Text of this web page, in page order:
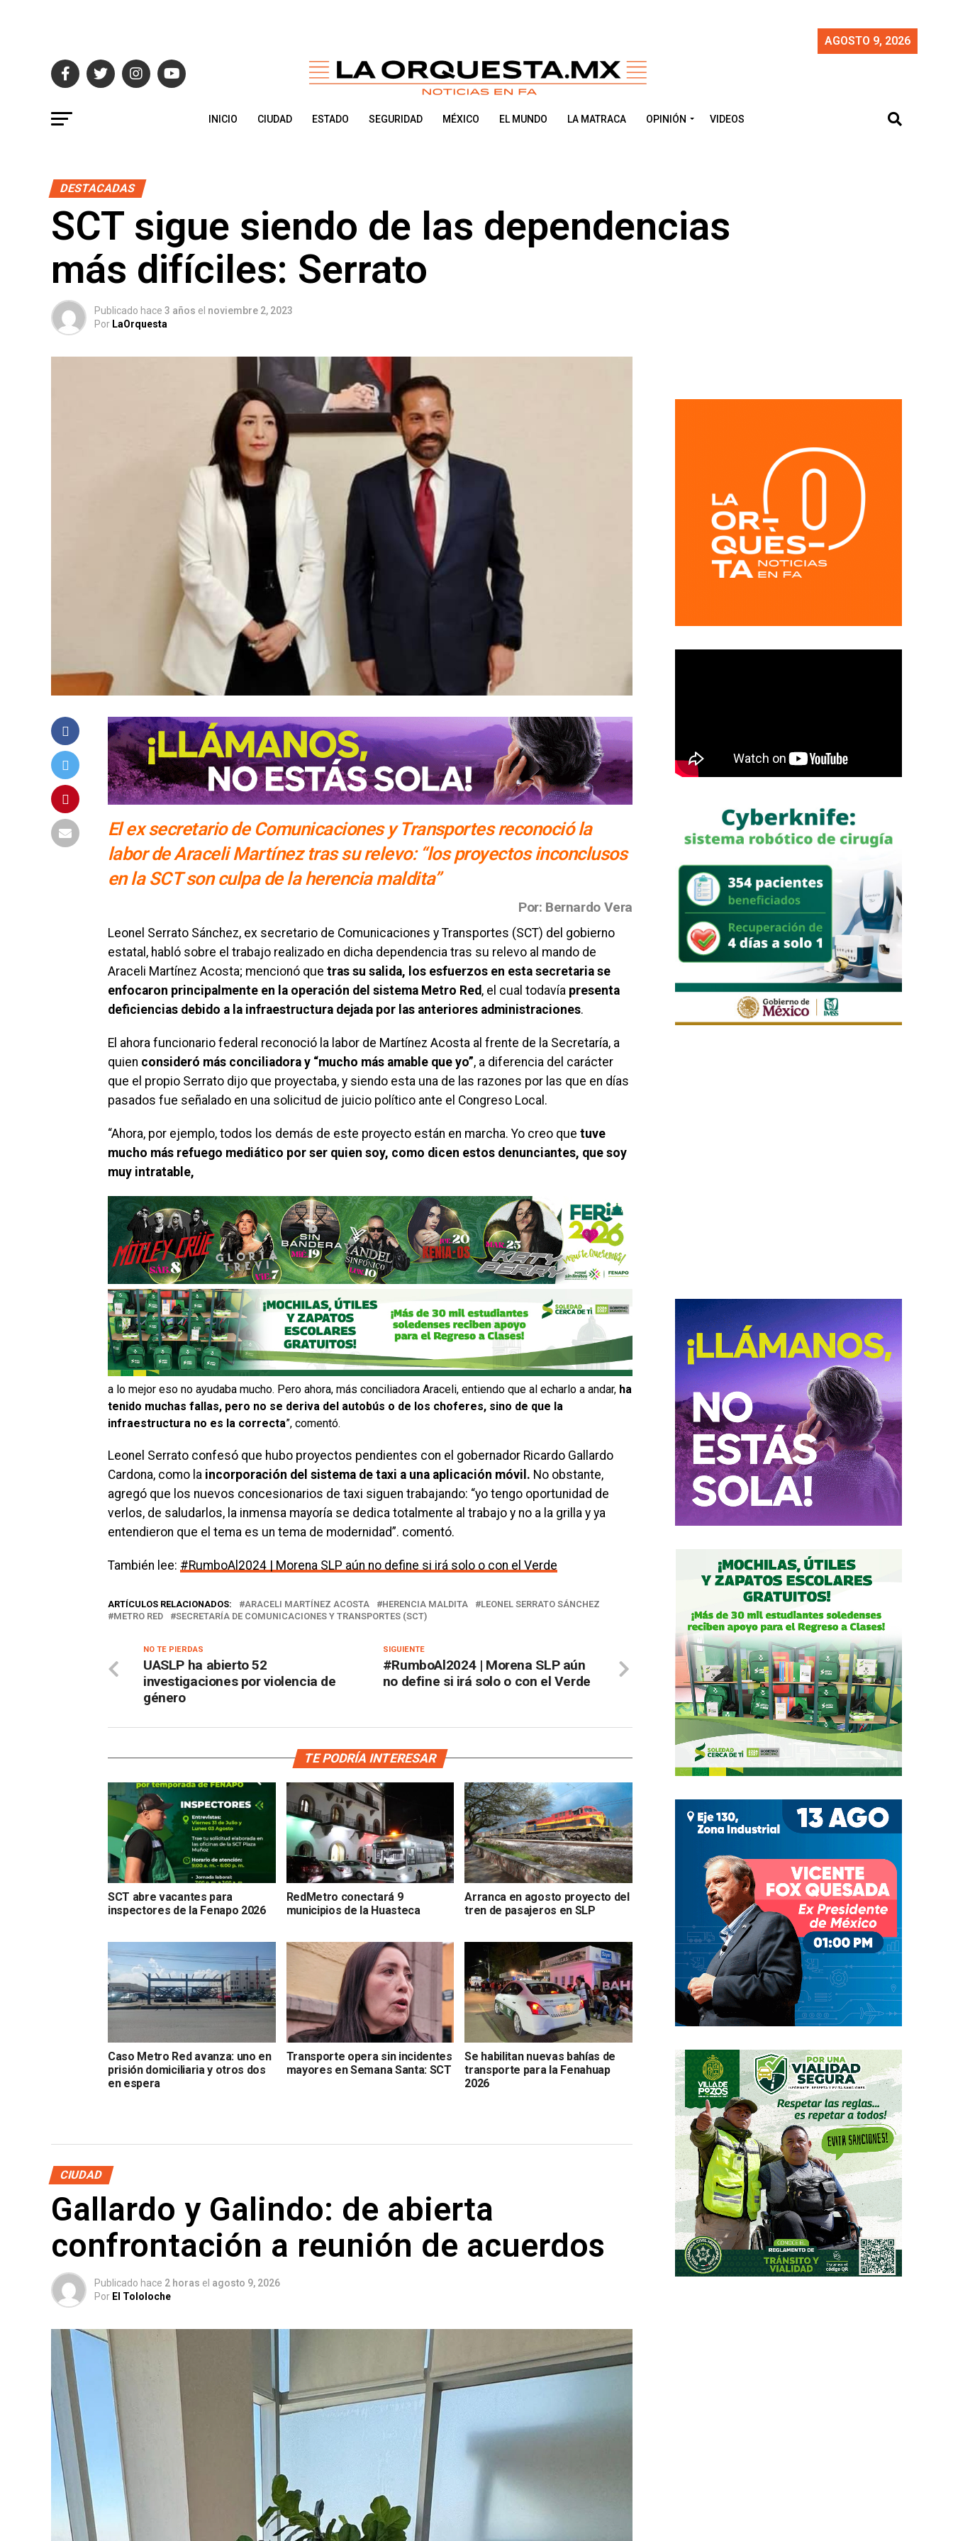
AGOSTO 9, 2026
INICIO CIUDAD ESTADO SEGURIDAD MÉXICO EL MUNDO LA MATRACA OPINIÓN VIDEOS
DESTACADAS
SCT sigue siendo de las dependencias
más difíciles: Serrato
Publicado hace 3 años el noviembre 2, 2023
Por LaOrquesta
El ex secretario de Comunicaciones y Transportes reconoció la
labor de Araceli Martínez tras su relevo: “los proyectos inconclusos
en la SCT son culpa de la herencia maldita”
Por: Bernardo Vera
Leonel Serrato Sánchez, ex secretario de Comunicaciones y Transportes (SCT) del gobierno
estatal, habló sobre el trabajo realizado en dicha dependencia tras su relevo al mando de
Araceli Martínez Acosta; mencionó que tras su salida, los esfuerzos en esta secretaria se
enfocaron principalmente en la operación del sistema Metro Red, el cual todavía presenta
deficiencias debido a la infraestructura dejada por las anteriores administraciones.
El ahora funcionario federal reconoció la labor de Martínez Acosta al frente de la Secretaría, a
quien consideró más conciliadora y “mucho más amable que yo”, a diferencia del carácter
que el propio Serrato dijo que proyectaba, y siendo esta una de las razones por las que en días
pasados fue señalado en una solicitud de juicio político ante el Congreso Local.
“Ahora, por ejemplo, todos los demás de este proyecto están en marcha. Yo creo que tuve
mucho más refuego mediático por ser quien soy, como dicen estos denunciantes, que soy
muy intratable,
a lo mejor eso no ayudaba mucho. Pero ahora, más conciliadora Araceli, entiendo que al echarlo a andar, ha
tenido muchas fallas, pero no se deriva del autobús o de los choferes, sino de que la
infraestructura no es la correcta”, comentó.
Leonel Serrato confesó que hubo proyectos pendientes con el gobernador Ricardo Gallardo
Cardona, como la incorporación del sistema de taxi a una aplicación móvil. No obstante,
agregó que los nuevos concesionarios de taxi siguen trabajando: “yo tengo oportunidad de
verlos, de saludarlos, la inmensa mayoría se dedica totalmente al trabajo y no a la grilla y ya
entendieron que el tema es un tema de modernidad”. comentó.
También lee: #RumboAl2024 | Morena SLP aún no define si irá solo o con el Verde
ARTÍCULOS RELACIONADOS: ARACELI MARTÍNEZ ACOSTA HERENCIA MALDITA
LEONEL SERRATO SÁNCHEZ
METRO RED
SECRETARÍA DE COMUNICACIONES Y TRANSPORTES (SCT)
SIGUIENTE
#RumboAl2024 | Morena SLP aún
no define si irá solo o con el Verde
NO TE PIERDAS
UASLP ha abierto 52
investigaciones por violencia de
género
TE PODRÍA INTERESAR
SCT abre vacantes para
inspectores de la Fenapo 2026
RedMetro conectará 9
municipios de la Huasteca
Arranca en agosto proyecto del
tren de pasajeros en SLP
Caso Metro Red avanza: uno en
prisión domiciliaria y otros dos
en espera
Transporte opera sin incidentes
mayores en Semana Santa: SCT
Se habilitan nuevas bahías de
transporte para la Fenahuap
2026
CIUDAD
Gallardo y Galindo: de abierta
confrontación a reunión de acuerdos
Publicado hace 2 horas el agosto 9, 2026
Por El Tololoche